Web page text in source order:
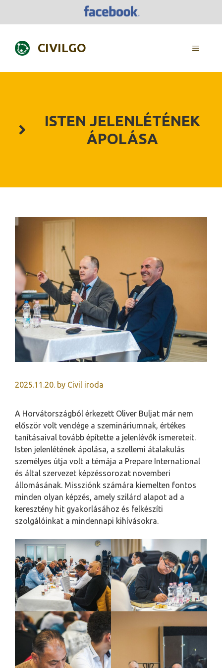
CIVILGO MENU
ISTEN JELENLÉTÉNEK
ÁPOLÁSA
2025.11.20. by Civil iroda
A Horvátországból érkezett Oliver Buljat már nem
először volt vendége a szemináriumnak, értékes
tanításaival tovább építette a jelenlévők ismereteit.
Isten jelenlétének ápolása, a szellemi átalakulás
személyes útja volt a témája a Prepare International
és által szervezet képzéssorozat novemberi
állomásának. Missziónk számára kiemelten fontos
minden olyan képzés, amely szilárd alapot ad a
keresztény hit gyakorlásához és felkészíti
szolgálóinkat a mindennapi kihívásokra.